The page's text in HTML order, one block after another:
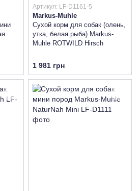
Артикул: LF-D1161-5
Markus-Muhle
Сухой корм для собак (олень,
утка, белая рыба) Markus-
Muhle ROTWILD Hirsch
1 981 грн